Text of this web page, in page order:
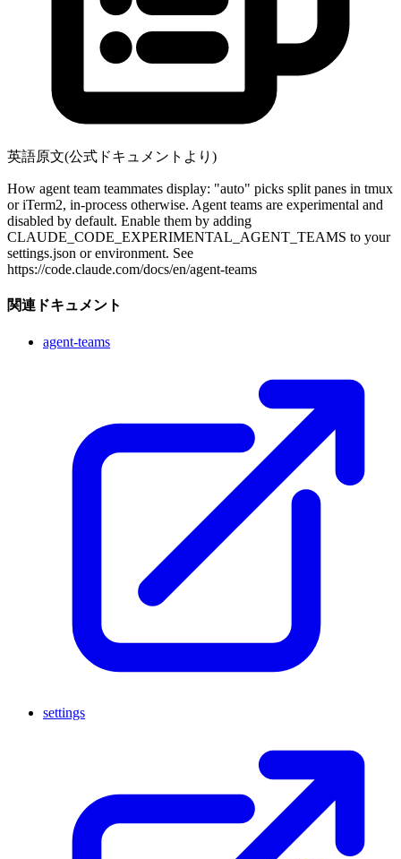
英語原文(公式ドキュメントより)
How agent team teammates display: "auto" picks split panes in tmux
or iTerm2, in-process otherwise. Agent teams are experimental and
disabled by default. Enable them by adding
CLAUDE_CODE_EXPERIMENTAL_AGENT_TEAMS to your
settings.json or environment. See
https://code.claude.com/docs/en/agent-teams
関連ドキュメント
agent-teams
settings